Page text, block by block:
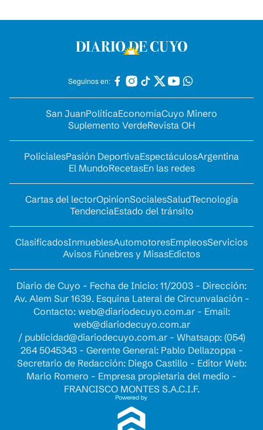
Seguinos en:
San JuanPolíticaEconomíaCuyo Minero
Suplemento VerdeRevista OH
PolicialesPasión DeportivaEspectáculosArgentina
El MundoRecetasEn las redes
Cartas del lectorOpinionSocialesSaludTecnología
TendenciaEstado del tránsito
ClasificadosInmueblesAutomotoresEmpleosServicios
Avisos Fúnebres y MisasEdictos
Diario de Cuyo - Fecha de Inicio: 11/2003 - Dirección:
Av. Alem Sur 1639. Esquina Lateral de Circunvalación -
Contacto: web@diariodecuyo.com.ar- Email:
web@diariodecuyo.com.ar
/ publicidad@diariodecuyo.com.ar- Whatsapp: (054)
264 5045343 - Gerente General: Pablo Dellazoppa -
Secretario de Redacción: Diego Castillo - Editor Web:
Mario Romero - Empresa propietaria del medio -
FRANCISCO MONTES S.A.C.I.F.